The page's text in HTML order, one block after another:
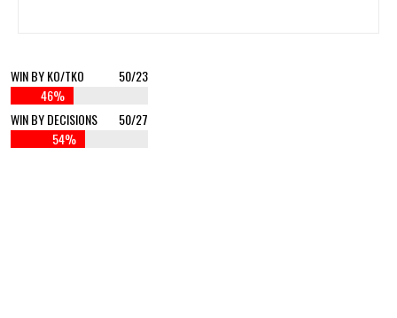
WIN BY KO/TKO
50/23
46%
WIN BY DECISIONS
50/27
54%